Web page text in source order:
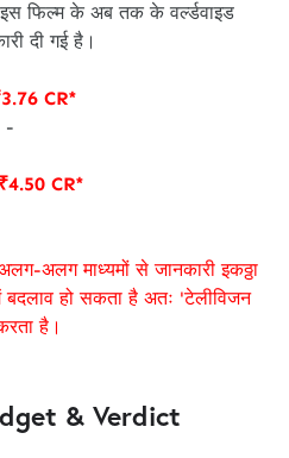
फिल्म के अब तक के वर्ल्डवाइड
दी गई है।
CR*
-
₹4.50 CR*
अलग माध्यमों से जानकारी इकठ्ठा
हो सकता है अतः 'टेलीविजन
है।
& Verdict